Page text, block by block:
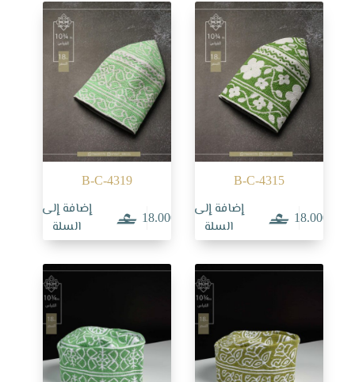
B-C-4315
18.000
إضافة إلى
السلة
B-C-4319
18.000
إضافة إلى
السلة